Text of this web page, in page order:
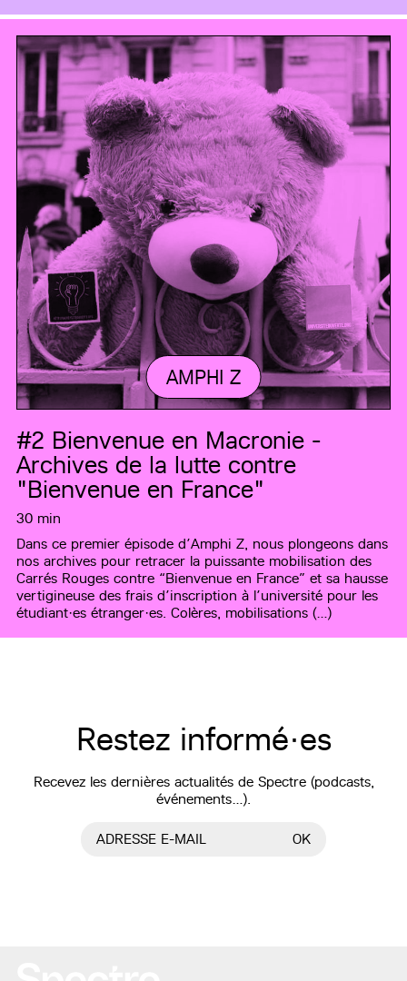
AMPHI Z
#2 Bienvenue en Macronie -
Archives de la lutte contre
"Bienvenue en France"
30 min
Dans ce premier épisode d’Amphi Z, nous plongeons dans
nos archives pour retracer la puissante mobilisation des
Carrés Rouges contre “Bienvenue en France” et sa hausse
vertigineuse des frais d’inscription à l’université pour les
étudiant·es étranger·es. Colères, mobilisations (…)
Restez informé·es
Recevez les dernières actualités de Spectre (podcasts,
événements…).
ADRESSE E-MAIL OK